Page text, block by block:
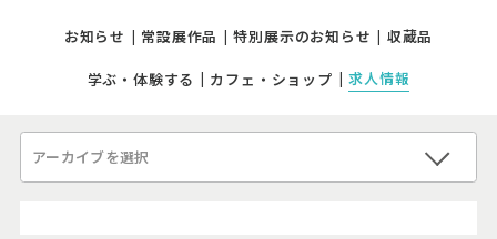
お知らせ 常設展作品 特別展示のお知らせ 収蔵品
学ぶ・体験する カフェ・ショップ 求人情報